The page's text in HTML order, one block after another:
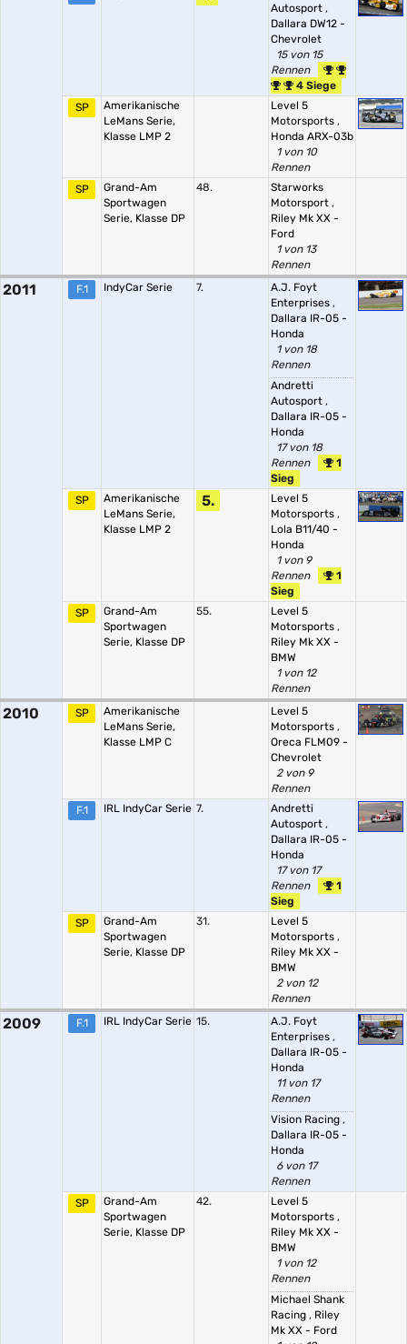
Autosport ,
Dallara DW12 -
Chevrolet
15 von 15
Rennen
4 Siege
SP
Amerikanische
LeMans Serie,
Klasse LMP 2
Level 5
Motorsports ,
Honda ARX-03b
1 von 10
Rennen
SP
Grand-Am
Sportwagen
Serie, Klasse DP
48.
Starworks
Motorsport ,
Riley Mk XX -
Ford
1 von 13
Rennen
2011 F.1 IndyCar Serie 7.
A.J. Foyt
Enterprises ,
Dallara IR-05 -
Honda
1 von 18
Rennen
Andretti
Autosport ,
Dallara IR-05 -
Honda
17 von 18
Rennen
1
Sieg
SP
Amerikanische
LeMans Serie,
Klasse LMP 2
5.
Level 5
Motorsports ,
Lola B11/40 -
Honda
1 von 9
Rennen
1
Sieg
SP
Grand-Am
Sportwagen
Serie, Klasse DP
55.
Level 5
Motorsports ,
Riley Mk XX -
BMW
1 von 12
Rennen
2010 SP
Amerikanische
LeMans Serie,
Klasse LMP C
Level 5
Motorsports ,
Oreca FLM09 -
Chevrolet
2 von 9
Rennen
F.1
IRL IndyCar Serie 7.
Andretti
Autosport ,
Dallara IR-05 -
Honda
17 von 17
Rennen
1
Sieg
SP
Grand-Am
Sportwagen
Serie, Klasse DP
31.
Level 5
Motorsports ,
Riley Mk XX -
BMW
2 von 12
Rennen
2009 F.1 IRL IndyCar Serie 15.
A.J. Foyt
Enterprises ,
Dallara IR-05 -
Honda
11 von 17
Rennen
Vision Racing ,
Dallara IR-05 -
Honda
6 von 17
Rennen
SP
Grand-Am
Sportwagen
Serie, Klasse DP
42.
Level 5
Motorsports ,
Riley Mk XX -
BMW
1 von 12
Rennen
Michael Shank
Racing , Riley
Mk XX - Ford